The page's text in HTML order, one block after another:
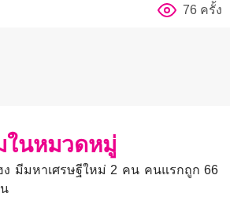
76 ครั้ง
ในหมวดหมู่
ง มีมหาเศรษฐีใหม่ 2 คน คนแรกถูก 66